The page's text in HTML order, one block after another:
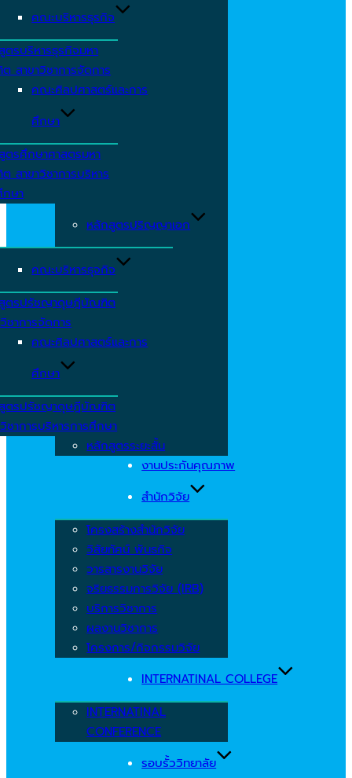
คณะบริหารธุรกิจ
ตรบริหารธุรกิจมหา
สาขาวิชาการจัดการ
คณะศิลปศาสตร์และการ
ศึกษา
ตรศึกษาศาสตรมหา
สาขาวิชาการบริหาร
กษา
หลักสูตรปริญญาเอก
คณะบริหารธุจกิจ
ตรปรัชญาดุษฎีบัณฑิต
ชาการจัดการ
คณะศิลปศาสตร์และการ
ศึกษา
ตรปรัชญาดุษฎีบัณฑิต
ชาการบริหารการศึกษา
หลักสูตรระยะสั้น
งานประกันคุณภาพ
สำนักวิจัย
โครงสร้างสำนักวิจัย
วิสัยทัศน์ พันธกิจ
วารสารงานวิจัย
จริยธรรมการวิจัย (IRB)
บริการวิชาการ
ผลงานวิชาการ
โครงการ/กิจกรรมวิจัย
INTERNATINAL COLLEGE
INTERNATINAL
CONFERENCE
รอบรั้ววิทยาลัย